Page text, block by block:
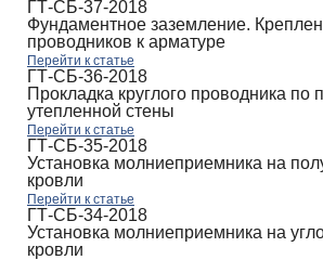
ГТ-СБ-37-2018
Фундаментное заземление.
проводников к арматуре
Перейти к статье
ГТ-СБ-36-2018
Прокладка круглого проводника по
утепленной стены
Перейти к статье
ГТ-СБ-35-2018
Установка молниеприемника на
кровли
Перейти к статье
ГТ-СБ-34-2018
Установка молниеприемника на
кровли